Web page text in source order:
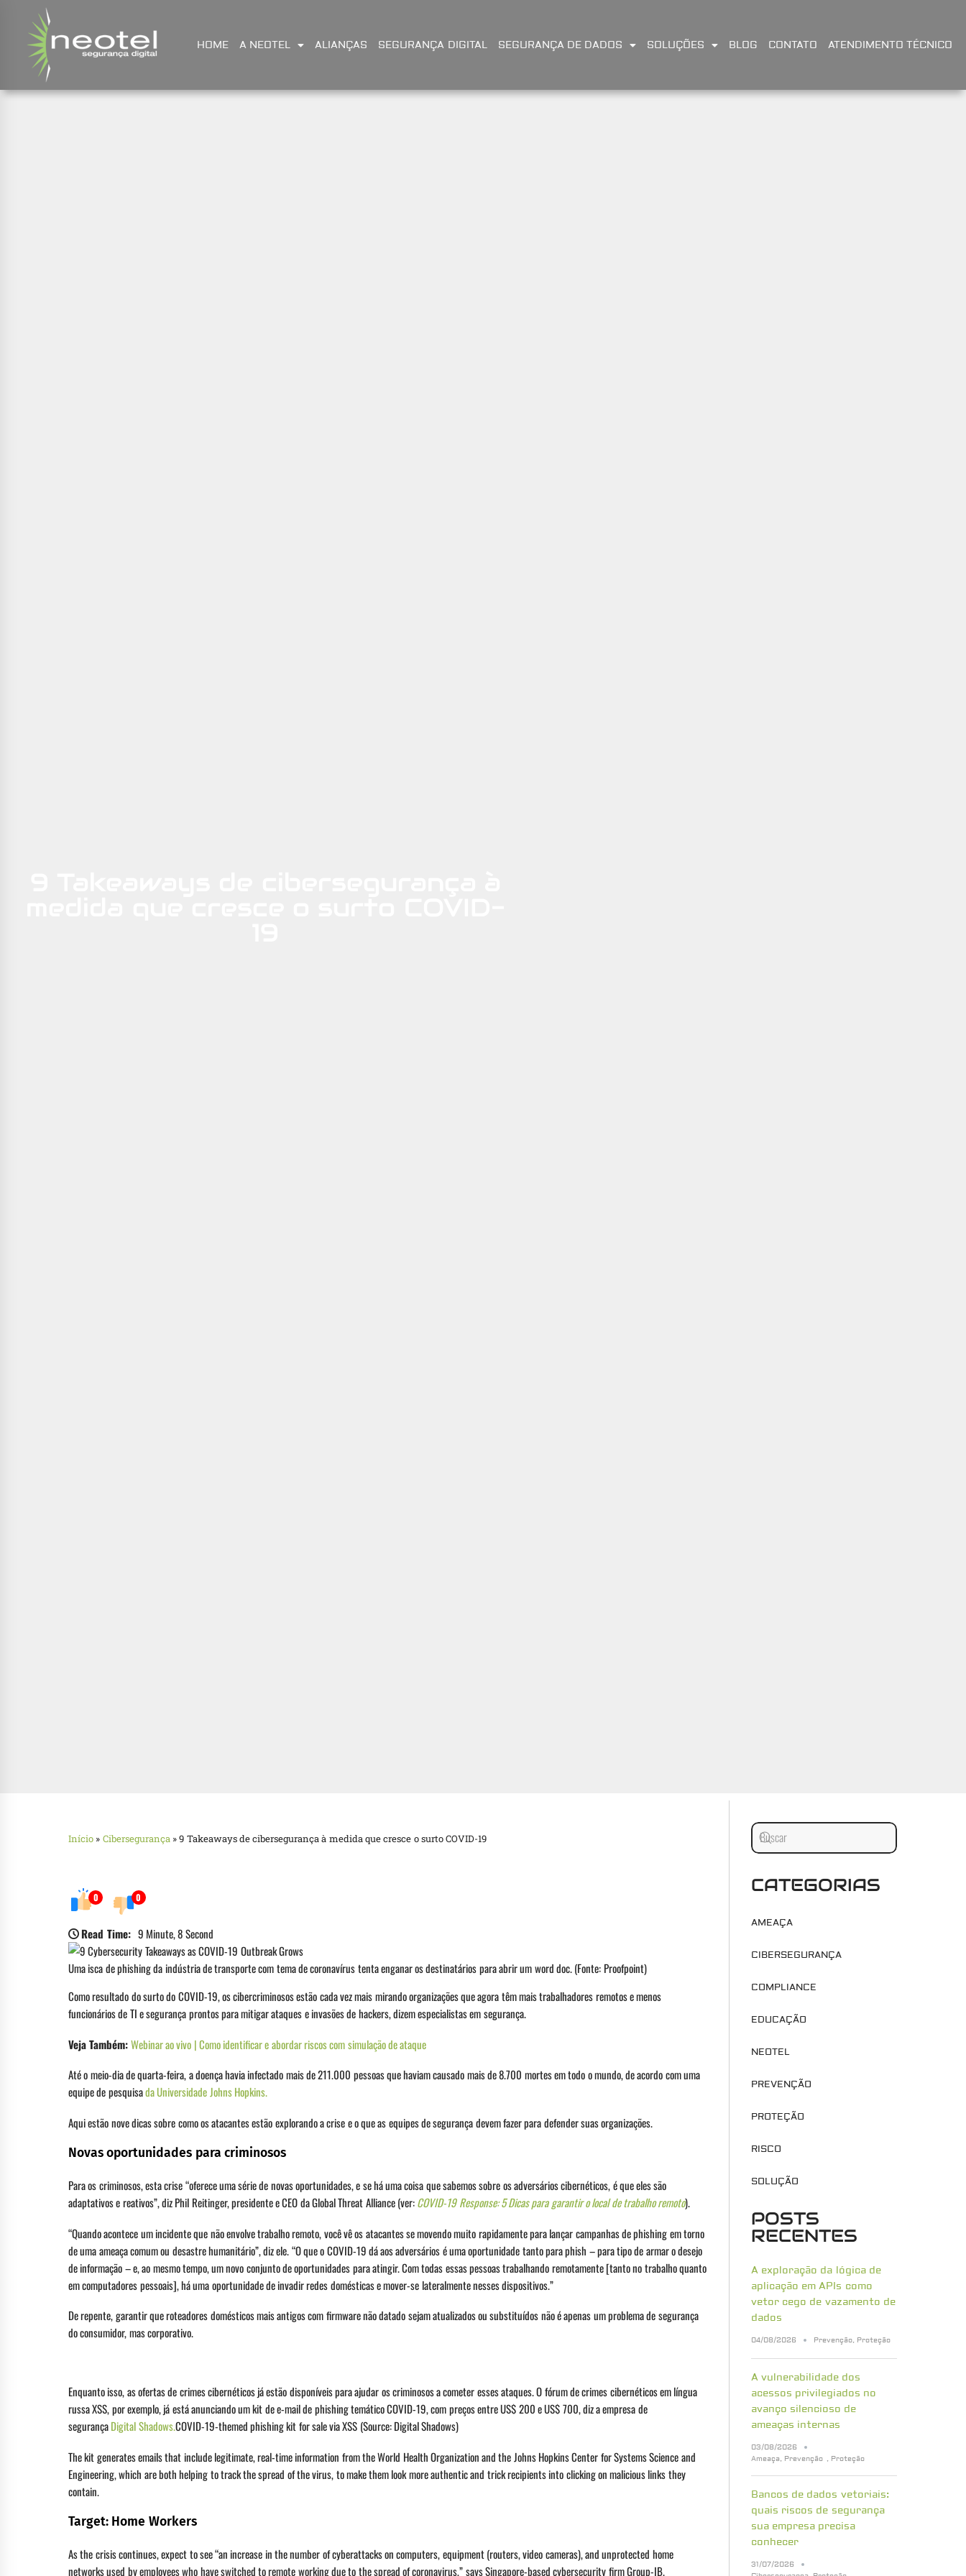
HOME A NEOTEL ALIANÇAS SEGURANÇA DIGITAL SEGURANÇA DE DADOS SOLUÇÕES BLOG CONTATO ATENDIMENTO TÉCNICO
Início » Cibersegurança»9 Takeaways de cibersegurança à medida que cresce o surto COVID-19
0 0
Read Time: 9 Minute, 8 Second
Uma isca de phishing da indústria de transporte com tema de coronavírus tenta enganar os destinatários para abrir um word doc. (Fonte: Proofpoint)
Como resultado do surto do COVID-19, os cibercriminosos estão cada vez mais mirando organizações que agora têm mais trabalhadores remotos e menos
funcionários de TI e segurança prontos para mitigar ataques e invasões de hackers, dizem especialistas em segurança.
Veja Também:Webinar ao vivo | Como identificar e abordar riscos com simulação de ataque
Até o meio-dia de quarta-feira, a doença havia infectado mais de 211.000 pessoas que haviam causado mais de 8.700 mortes em todo o mundo, de acordo com uma
equipe de pesquisada Universidade Johns Hopkins.
Aqui estão nove dicas sobre como os atacantes estão explorando a crise e o que as equipes de segurança devem fazer para defender suas organizações.
Novas oportunidades para criminosos
Para os criminosos, esta crise “oferece uma série de novas oportunidades, e se há uma coisa que sabemos sobre os adversários cibernéticos, é que eles são
adaptativos e reativos”, diz Phil Reitinger, presidente e CEO da Global Threat Alliance (ver:COVID-19 Response: 5 Dicas para garantir o local de trabalho remoto).
“Quando acontece um incidente que não envolve trabalho remoto, você vê os atacantes se movendo muito rapidamente para lançar campanhas de phishing em torno
de uma ameaça comum ou desastre humanitário”, diz ele. “O que o COVID-19 dá aos adversários é uma oportunidade tanto para phish – para tipo de armar o desejo
de informação – e, ao mesmo tempo, um novo conjunto de oportunidades para atingir. Com todas essas pessoas trabalhando remotamente [tanto no trabalho quanto
em computadores pessoais], há uma oportunidade de invadir redes domésticas e mover-se lateralmente nesses dispositivos.”
De repente, garantir que roteadores domésticos mais antigos com firmware não datado sejam atualizados ou substituídos não é apenas um problema de segurança
do consumidor, mas corporativo.
Enquanto isso, as ofertas de crimes cibernéticos já estão disponíveis para ajudar os criminosos a cometer esses ataques. O fórum de crimes cibernéticos em língua
russa XSS, por exemplo, já está anunciando um kit de e-mail de phishing temático COVID-19, com preços entre US$ 200 e US$ 700, diz a empresa de
segurançaDigital Shadows.COVID-19-themed phishing kit for sale via XSS (Source: Digital Shadows)
The kit generates emails that include legitimate, real-time information from the World Health Organization and the Johns Hopkins Center for Systems Science and
Engineering, which are both helping to track the spread of the virus, to make them look more authentic and trick recipients into clicking on malicious links they
contain.
Target: Home Workers
As the crisis continues, expect to see “an increase in the number of cyberattacks on computers, equipment (routers, video cameras), and unprotected home
networks used by employees who have switched to remote working due to the spread of coronavirus,” says Singapore-based cybersecurity firm Group-IB.
CATEGORIAS
AMEAÇA
CIBERSEGURANÇA
COMPLIANCE
EDUCAÇÃO
NEOTEL
PREVENÇÃO
PROTEÇÃO
RISCO
SOLUÇÃO
POSTS
RECENTES
A exploração da lógica de
aplicação em APIs como
vetor cego de vazamento de
dados
04/08/2026 Prevenção, Proteção
A vulnerabilidade dos
acessos privilegiados no
avanço silencioso de
ameaças internas
03/08/2026
Ameaça, Prevenção , Proteção
Bancos de dados vetoriais:
quais riscos de segurança
sua empresa precisa
conhecer
31/07/2026